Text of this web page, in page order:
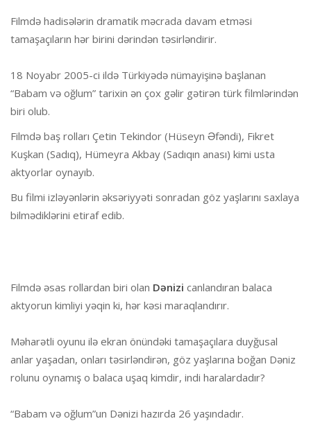
Filmdə hadisələrin dramatik məcrada davam etməsi
tamaşaçıların hər birini dərindən təsirləndirir.
18 Noyabr 2005-ci ildə Türkiyədə nümayişinə başlanan
“Babam və oğlum” tarixin ən çox gəlir gətirən türk filmlərindən
biri olub.
Filmdə baş rolları Çetin Tekindor (Hüseyn Əfəndi), Fikret
Kuşkan (Sadıq), Hümeyra Akbay (Sadıqın anası) kimi usta
aktyorlar oynayıb.
Bu filmi izləyənlərin əksəriyyəti sonradan göz yaşlarını saxlaya
bilmədiklərini etiraf edib.
Filmdə əsas rollardan biri olan Dənizi canlandıran balaca
aktyorun kimliyi yəqin ki, hər kəsi maraqlandırır.
Məharətli oyunu ilə ekran önündəki tamaşaçılara duyğusal
anlar yaşadan, onları təsirləndirən, göz yaşlarına boğan Dəniz
rolunu oynamış o balaca uşaq kimdir, indi haralardadır?
“Babam və oğlum”un Dənizi hazırda 26 yaşındadır.